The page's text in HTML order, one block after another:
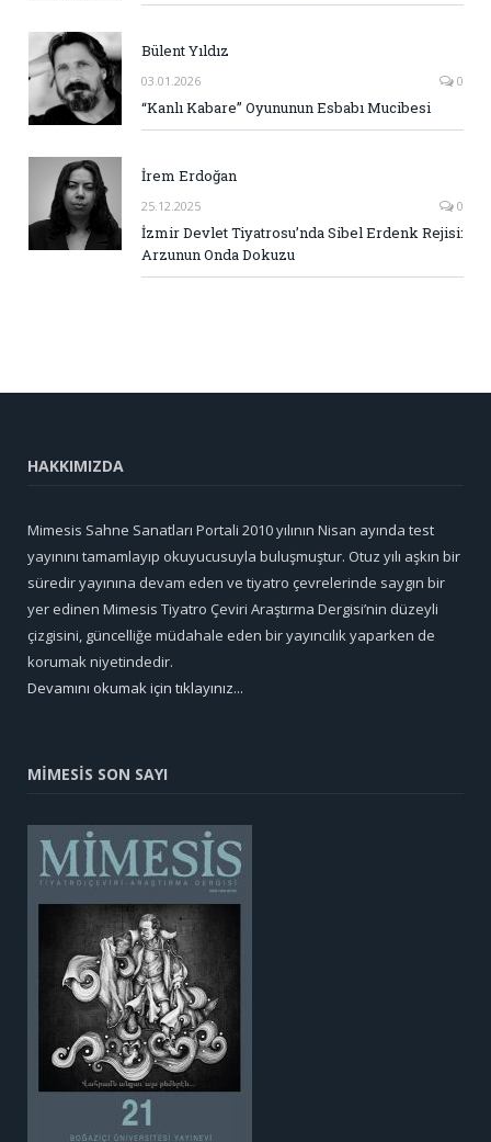
Bülent Yıldız
03.01.2026 0
“Kanlı Kabare” Oyununun Esbabı Mucibesi
İrem Erdoğan
25.12.2025 0
İzmir Devlet Tiyatrosu’nda Sibel Erdenk Rejisi:
Arzunun Onda Dokuzu
HAKKIMIZDA
Mimesis Sahne Sanatları Portali 2010 yılının Nisan ayında test
yayınını tamamlayıp okuyucusuyla buluşmuştur. Otuz yılı aşkın bir
süredir yayınına devam eden ve tiyatro çevrelerinde saygın bir
yer edinen Mimesis Tiyatro Çeviri Araştırma Dergisi’nin düzeyli
çizgisini, güncelliğe müdahale eden bir yayıncılık yaparken de
korumak niyetindedir.
Devamını okumak için tıklayınız...
MİMESİS SON SAYI